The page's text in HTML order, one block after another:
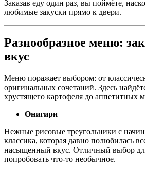
Заказав еду один раз, вы поймёте,
любимые закуски прямо к двери.
Разнообразное меню:
вкус
Меню поражает выбором: от
оригинальных сочетаний. Здесь
хрустящего картофеля до аппетитных
Онигири
Нежные рисовые треугольники с
классика, которая давно полюбилась
насыщенный вкус. Отличный выбор
попробовать что-то необычное.